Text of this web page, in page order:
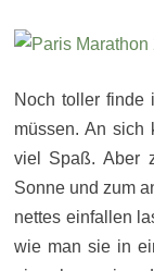
Noch toller finde
müssen. An sich
viel Spaß. Aber
Sonne und zum
nettes einfallen
wie man sie in